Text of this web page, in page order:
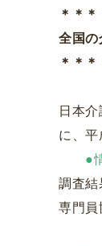
＊＊
全国の
＊＊
日本
に、平
●情
調査結
専門員